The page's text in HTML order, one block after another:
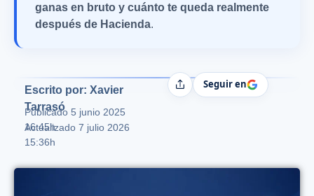
ganas en bruto y cuánto te queda realmente
después de Hacienda.
Escrito por: Xavier
Tarrasó
Publicado 5 junio 2025
16:45h
Actualizado 7 julio 2026
15:36h
CompartirSeguir en